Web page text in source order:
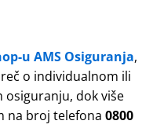
u AMS Osiguranja,
o individualnom ili
dok više
na broj telefona 0800